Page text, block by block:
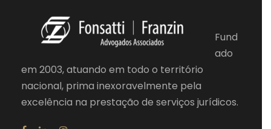
Fund
ado
em 2003, atuando em todo o território
nacional, prima inexoravelmente pela
excelência na prestação de serviços jurídicos.